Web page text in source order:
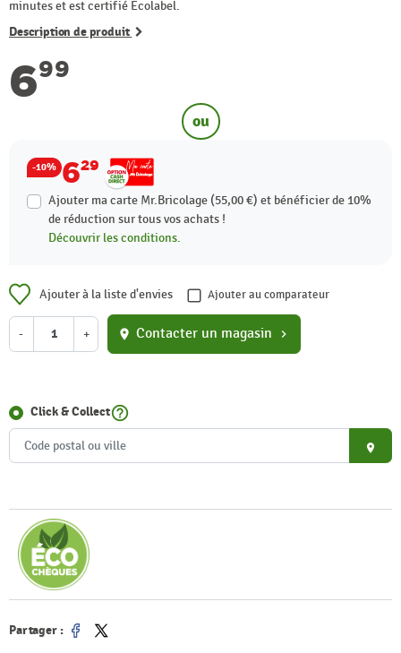
minutes et est certifié Ecolabel.
Description de produit
699
ou
-10% 629
Ajouter ma carte Mr.Bricolage (55,00 €) et bénéficier de 10%
de réduction sur tous vos achats !
Découvrir les conditions.
Ajouter à la liste d'envies Ajouter au comparateur
- + location_on Contacter un magasin chevron_right
Click & Collecthelp_outline
place
Partager :
Partager
Tweet